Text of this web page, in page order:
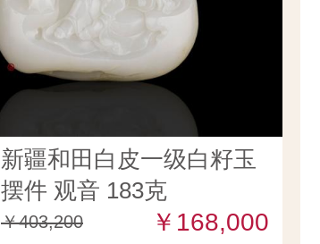
新疆和田白皮一级白籽玉
摆件 观音 183克
￥403,200 ￥168,000